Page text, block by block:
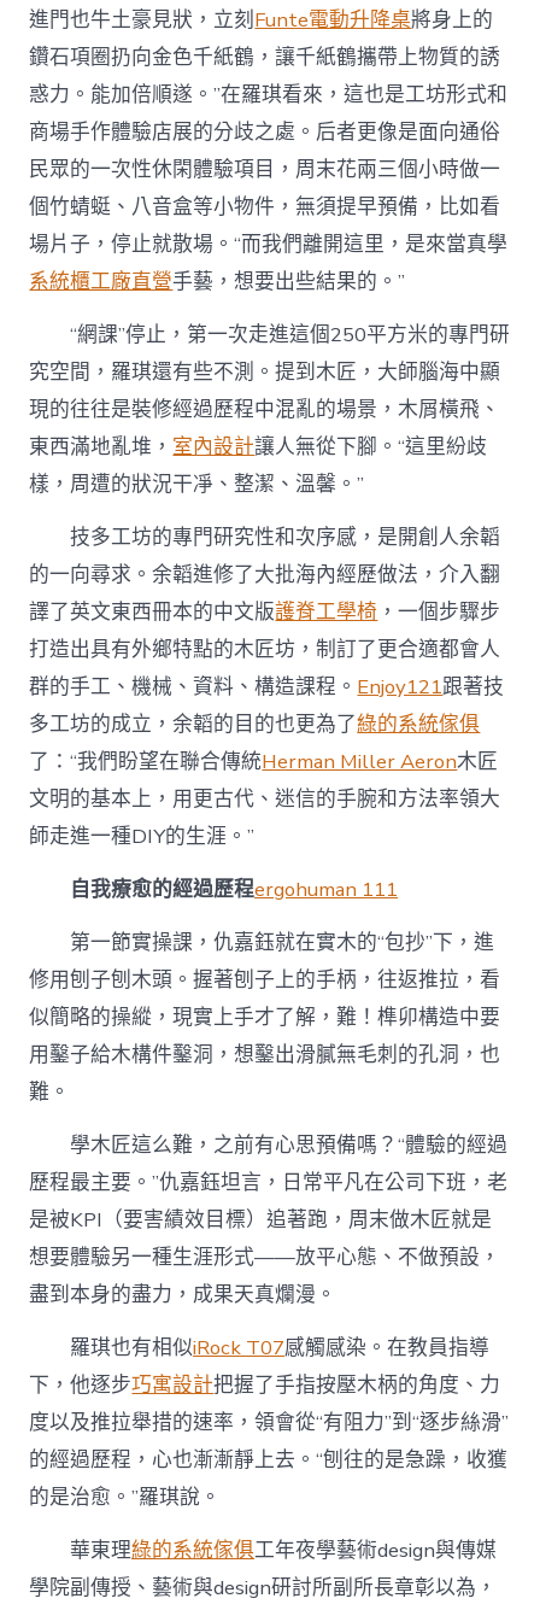
進門也牛土豪見狀，立刻Funte電動升降桌將身上的
鑽石項圈扔向金色千紙鶴，讓千紙鶴攜帶上物質的誘
惑力。能加倍順遂。”在羅琪看來，這也是工坊形式和
商場手作體驗店展的分歧之處。后者更像是面向通俗
民眾的一次性休閑體驗項目，周末花兩三個小時做一
個竹蜻蜓、八音盒等小物件，無須提早預備，比如看
場片子，停止就散場。“而我們離開這里，是來當真學
系統櫃工廠直營手藝，想要出些結果的。”
“網課”停止，第一次走進這個250平方米的專門研
究空間，羅琪還有些不測。提到木匠，大師腦海中顯
現的往往是裝修經過歷程中混亂的場景，木屑橫飛、
東西滿地亂堆， 室內設計讓人無從下腳。“這里紛歧
樣，周遭的狀況干凈、整潔、溫馨。”
技多工坊的專門研究性和次序感，是開創人余韜
的一向尋求。余韜進修了大批海內經歷做法，介入翻
譯了英文東西冊本的中文版護脊工學椅 ，一個步驟步
打造出具有外鄉特點的木匠坊，制訂了更合適都會人
群的手工、機械、資料、構造課程。 Enjoy121跟著技
多工坊的成立，余韜的目的也更為了綠的系統傢俱
了：“我們盼望在聯合傳統Herman Miller Aeron木匠
文明的基本上，用更古代、迷信的手腕和方法率領大
師走進一種DIY的生涯。”
自我療愈的經過歷程ergohuman 111
第一節實操課，仇嘉鈺就在實木的“包抄”下，進
修用刨子刨木頭。握著刨子上的手柄，往返推拉，看
似簡略的操縱，現實上手才了解，難！榫卯構造中要
用鑿子給木構件鑿洞，想鑿出滑膩無毛刺的孔洞，也
難。
學木匠這么難，之前有心思預備嗎？“體驗的經過
歷程最主要。”仇嘉鈺坦言，日常平凡在公司下班，老
是被KPI（要害績效目標）追著跑，周末做木匠就是
想要體驗另一種生涯形式——放平心態、不做預設，
盡到本身的盡力，成果天真爛漫。
羅琪也有相似iRock T07感觸感染。在教員指導
下，他逐步巧寓設計把握了手指按壓木柄的角度、力
度以及推拉舉措的速率，領會從“有阻力”到“逐步絲滑”
的經過歷程，心也漸漸靜上去。“刨往的是急躁，收獲
的是治愈。”羅琪說。
華東理綠的系統傢俱工年夜學藝術design與傳媒
學院副傳授、藝術與design研討所副所長章彰以為，